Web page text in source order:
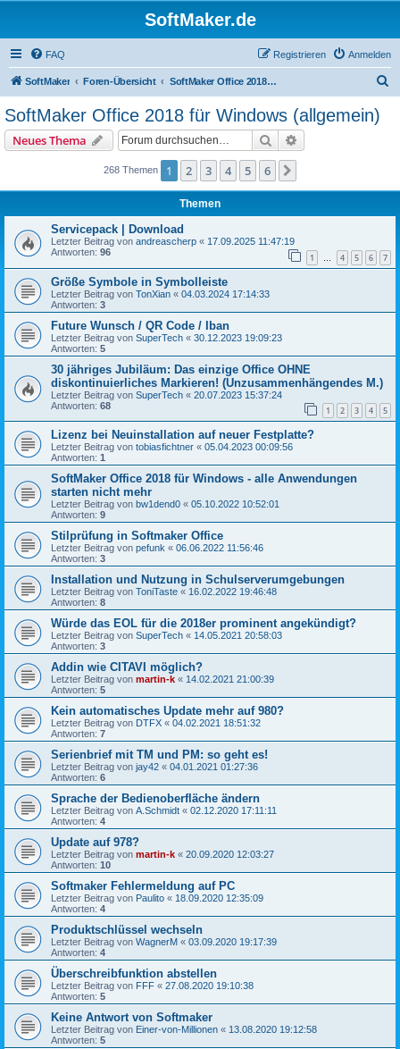
SoftMaker.de
FAQ Anmelden
Registrieren
SoftMaker Foren-Übersicht SoftMaker Office 2018 für Windows (allgemein)
SoftMaker Office 2018 für Windows (allgemein)
Neues Thema Suche
268 Themen 1 2 3 4 5 6
Themen
Servicepack | Download
Letzter Beitrag von andreascherp « 17.09.2025 11:47:19
Antworten: 96 1 … 4 5 6 7
Größe Symbole in Symbolleiste
Letzter Beitrag von TonXian « 04.03.2024 17:14:33
Antworten: 3
Future Wunsch / QR Code / Iban
Letzter Beitrag von SuperTech « 30.12.2023 19:09:23
Antworten: 5
30 jähriges Jubiläum: Das einzige Office OHNE
diskontinuierliches Markieren! (Unzusammenhängendes M.)
Letzter Beitrag von SuperTech « 20.07.2023 15:37:24
Antworten: 68 1 2 3 4 5
Lizenz bei Neuinstallation auf neuer Festplatte?
Letzter Beitrag von tobiasfichtner « 05.04.2023 00:09:56
Antworten: 1
SoftMaker Office 2018 für Windows - alle Anwendungen
starten nicht mehr
Letzter Beitrag von bw1dend0 « 05.10.2022 10:52:01
Antworten: 9
Stilprüfung in Softmaker Office
Letzter Beitrag von pefunk « 06.06.2022 11:56:46
Antworten: 3
Installation und Nutzung in Schulserverumgebungen
Letzter Beitrag von ToniTaste « 16.02.2022 19:46:48
Antworten: 8
Würde das EOL für die 2018er prominent angekündigt?
Letzter Beitrag von SuperTech « 14.05.2021 20:58:03
Antworten: 3
Addin wie CITAVI möglich?
Letzter Beitrag von martin-k « 14.02.2021 21:00:39
Antworten: 5
Kein automatisches Update mehr auf 980?
Letzter Beitrag von DTFX « 04.02.2021 18:51:32
Antworten: 7
Serienbrief mit TM und PM: so geht es!
Letzter Beitrag von jay42 « 04.01.2021 01:27:36
Antworten: 6
Sprache der Bedienoberfläche ändern
Letzter Beitrag von A.Schmidt « 02.12.2020 17:11:11
Antworten: 4
Update auf 978?
Letzter Beitrag von martin-k « 20.09.2020 12:03:27
Antworten: 10
Softmaker Fehlermeldung auf PC
Letzter Beitrag von Paulito « 18.09.2020 12:35:09
Antworten: 4
Produktschlüssel wechseln
Letzter Beitrag von WagnerM « 03.09.2020 19:17:39
Antworten: 4
Überschreibfunktion abstellen
Letzter Beitrag von FFF « 27.08.2020 19:10:38
Antworten: 5
Keine Antwort von Softmaker
Letzter Beitrag von Einer-von-Millionen « 13.08.2020 19:12:58
Antworten: 5